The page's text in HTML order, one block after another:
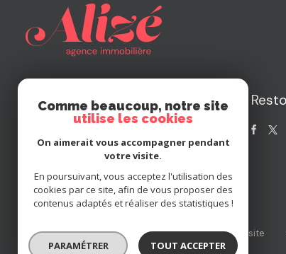
Agence Alizé
contact@la-boite-immo.com
83400 Hyères
Nos partenaires Mentions légales Plan du site
Comme beaucoup, notre site
utilise les cookies
On aimerait vous accompagner pendant
votre visite.
En poursuivant, vous acceptez l'utilisation des
cookies par ce site, afin de vous proposer des
contenus adaptés et réaliser des statistiques !
PARAMÉTRER TOUT ACCEPTER